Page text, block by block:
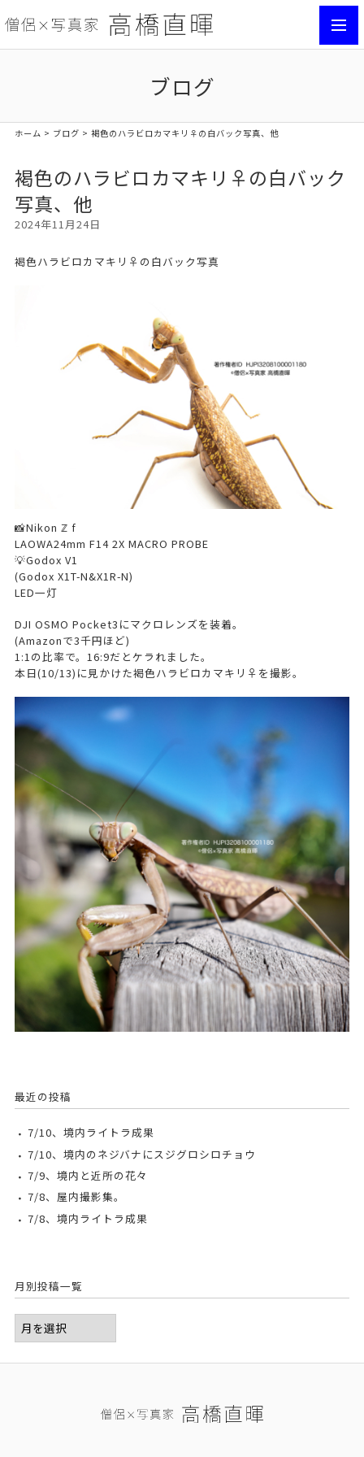
ブログ
ホーム > ブログ > 褐色のハラビロカマキリ♀の白バック写真、他
褐色のハラビロカマキリ♀の白バック
写真、他
2024年11月24日
褐色ハラビロカマキリ♀の白バック写真
📸Nikon ℤ f
LAOWA24mm F14 2X MACRO PROBE
💡Godox V1
(Godox X1T-N&X1R-N)
LED一灯
DJI OSMO Pocket3にマクロレンズを装着。
(Amazonで3千円ほど)
1:1の比率で。16:9だとケラれました。
本日(10/13)に見かけた褐色ハラビロカマキリ♀を撮影。
最近の投稿
7/10、境内ライトラ成果
7/10、境内のネジバナにスジグロシロチョウ
7/9、境内と近所の花々
7/8、屋内撮影集。
7/8、境内ライトラ成果
月別投稿一覧